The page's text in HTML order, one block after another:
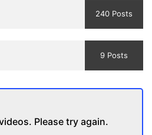
240 Posts
9 Posts
Please try again.